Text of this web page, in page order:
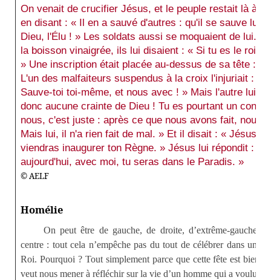
On venait de crucifier Jésus, et le peuple restait là à
en disant : « Il en a sauvé d'autres : qu'il se sauve lui-
Dieu, l'Élu ! » Les soldats aussi se moquaient de lui.
la boisson vinaigrée, ils lui disaient : « Si tu es le roi
» Une inscription était placée au-dessus de sa tête : «
L'un des malfaiteurs suspendus à la croix l'injuriait : «
Sauve-toi toi-même, et nous avec ! » Mais l'autre lui
donc aucune crainte de Dieu ! Tu es pourtant un
nous, c'est juste : après ce que nous avons fait, nous
Mais lui, il n'a rien fait de mal. » Et il disait : « Jésus,
viendras inaugurer ton Règne. » Jésus lui répondit : «
aujourd'hui, avec moi, tu seras dans le Paradis. »
© AELF
Homélie
On peut être de gauche, de droite, d’extrême-gauche
centre : tout cela n’empêche pas du tout de célébrer dans une
Roi. Pourquoi ? Tout simplement parce que cette fête est bien
veut nous mener à réfléchir sur la vie d’un homme qui a voulu